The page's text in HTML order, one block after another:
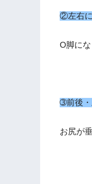
②左右に
О脚にな
➂前後・
お尻が